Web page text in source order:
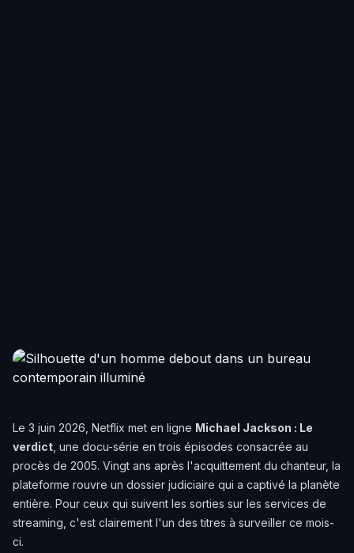
Le 3 juin 2026, Netflix met en ligne Michael Jackson : Le
verdict , une docu-série en trois épisodes consacrée au
procès de 2005. Vingt ans après l'acquittement du chanteur, la
plateforme rouvre un dossier judiciaire qui a captivé la planète
entière. Pour ceux qui suivent les sorties sur les services de
streaming, c'est clairement l'un des titres à surveiller ce mois-
ci.